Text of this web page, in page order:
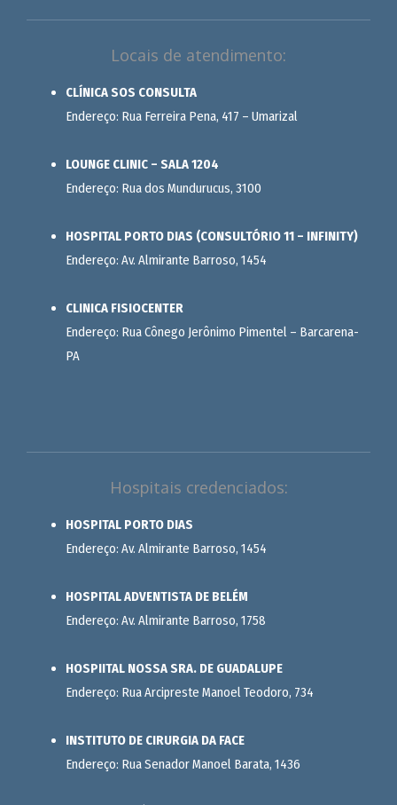
Locais de atendimento:
CLÍNICA SOS CONSULTA
Endereço: Rua Ferreira Pena, 417 – Umarizal
LOUNGE CLINIC – SALA 1204
Endereço: Rua dos Mundurucus, 3100
HOSPITAL PORTO DIAS (CONSULTÓRIO 11 – INFINITY)
Endereço: Av. Almirante Barroso, 1454
CLINICA FISIOCENTER
Endereço: Rua Cônego Jerônimo Pimentel – Barcarena-
PA
Hospitais credenciados:
HOSPITAL PORTO DIAS
Endereço: Av. Almirante Barroso, 1454
HOSPITAL ADVENTISTA DE BELÉM
Endereço: Av. Almirante Barroso, 1758
HOSPIITAL NOSSA SRA. DE GUADALUPE
Endereço: Rua Arcipreste Manoel Teodoro, 734
INSTITUTO DE CIRURGIA DA FACE
Endereço: Rua Senador Manoel Barata, 1436